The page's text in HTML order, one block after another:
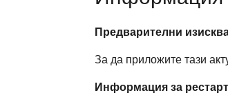
Предварителни
За да приложите тази
Информация за